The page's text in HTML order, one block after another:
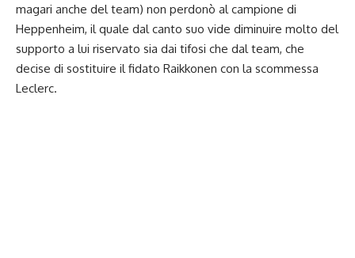
magari anche del team) non perdonò al campione di
Heppenheim, il quale dal canto suo vide diminuire molto del
supporto a lui riservato sia dai tifosi che dal team, che
decise di sostituire il fidato Raikkonen con la scommessa
Leclerc.